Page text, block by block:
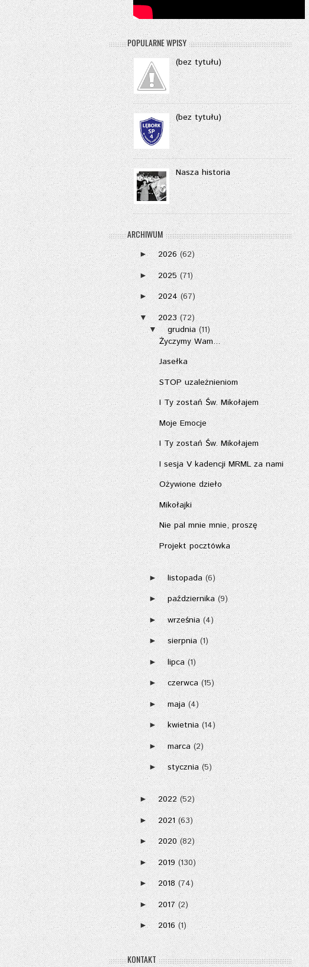
POPULARNE WPISY
(bez tytułu)
(bez tytułu)
Nasza historia
ARCHIWUM
► 2026 (62)
► 2025 (71)
► 2024 (67)
▼ 2023 (72)
▼ grudnia (11)
Życzymy Wam...
Jasełka
STOP uzależnieniom
I Ty zostań Św. Mikołajem
Moje Emocje
I Ty zostań Św. Mikołajem
I sesja V kadencji MRML za nami
Ożywione dzieło
Mikołajki
Nie pal mnie mnie, proszę
Projekt pocztówka
► listopada (6)
► października (9)
► września (4)
► sierpnia (1)
► lipca (1)
► czerwca (15)
► maja (4)
► kwietnia (14)
► marca (2)
► stycznia (5)
► 2022 (52)
► 2021 (63)
► 2020 (82)
► 2019 (130)
► 2018 (74)
► 2017 (2)
► 2016 (1)
KONTAKT